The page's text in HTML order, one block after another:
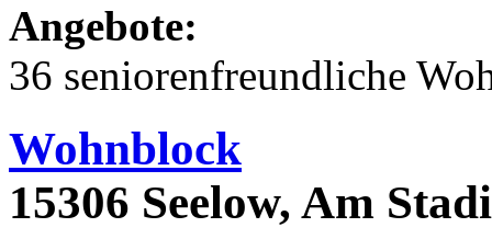
Angebote:
36 seniorenfreundliche
Wohnblock
15306 Seelow, Am